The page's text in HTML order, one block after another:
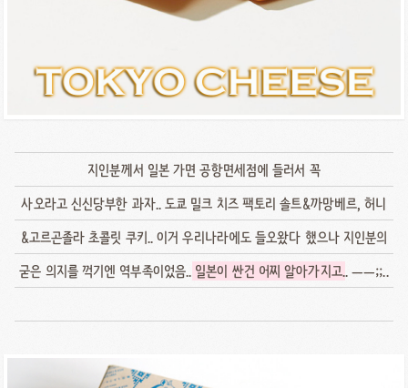
지인분께서 일본 가면 공항면세점에 들러서 꼭
사오라고 신신당부한 과자.. 도쿄 밀크 치즈 팩토리 솔트&까망베르, 허니
&고르곤졸라 초콜릿 쿠키.. 이거 우리나라에도 들오왔다 했으나 지인분의
굳은 의지를 꺽기엔 역부족이었음.. 일본이 싼건 어찌 알아가지고.. ㅡㅡ;;..